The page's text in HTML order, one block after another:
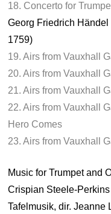
18. Concerto for
Georg Friedrich
1759)
19. Airs from Vauxhall
20. Airs from Vauxhall
21. Airs from Vauxhall
22. Airs from Vauxhall
Hero Comes
23. Airs from Vauxhall
Music for Trumpet and
Crispian Steele-
Tafelmusik, dir. Jeanne